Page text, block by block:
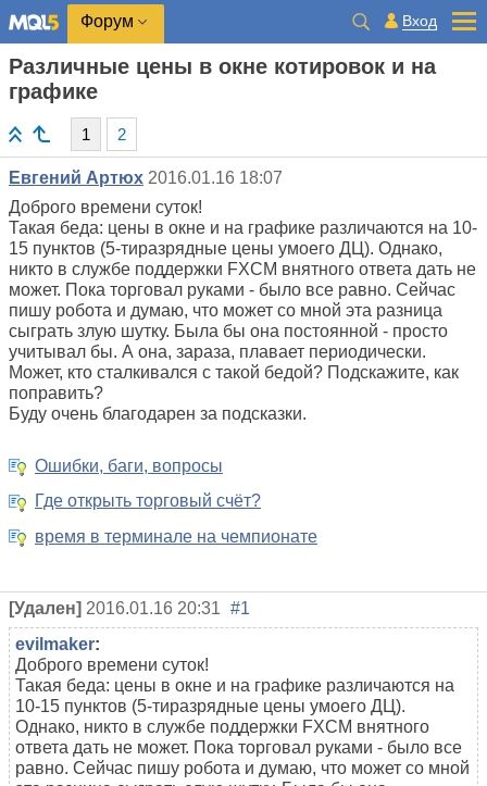
Форум Вход
Различные цены в окне котировок и на
графике
1 2
Евгений Артюх 2016.01.16 18:07
Доброго времени суток!
Такая беда: цены в окне и на графике различаются на 10-
15 пунктов (5-тиразрядные цены умоего ДЦ). Однако,
никто в службе поддержки FXCM внятного ответа дать не
может. Пока торговал руками - было все равно. Сейчас
пишу робота и думаю, что может со мной эта разница
сыграть злую шутку. Была бы она постоянной - просто
учитывал бы. А она, зараза, плавает периодически.
Может, кто сталкивался с такой бедой? Подскажите, как
поправить?
Буду очень благодарен за подсказки.
Ошибки, баги, вопросы
Где открыть торговый счёт?
время в терминале на чемпионате
[Удален] 2016.01.16 20:31 #1
evilmaker:
Доброго времени суток!
Такая беда: цены в окне и на графике различаются на
10-15 пунктов (5-тиразрядные цены умоего ДЦ).
Однако, никто в службе поддержки FXCM внятного
ответа дать не может. Пока торговал руками - было все
равно. Сейчас пишу робота и думаю, что может со мной